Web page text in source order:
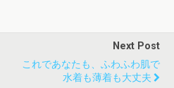
Next Post
これであなたも、ふわふわ肌で
水着も薄着も大丈夫